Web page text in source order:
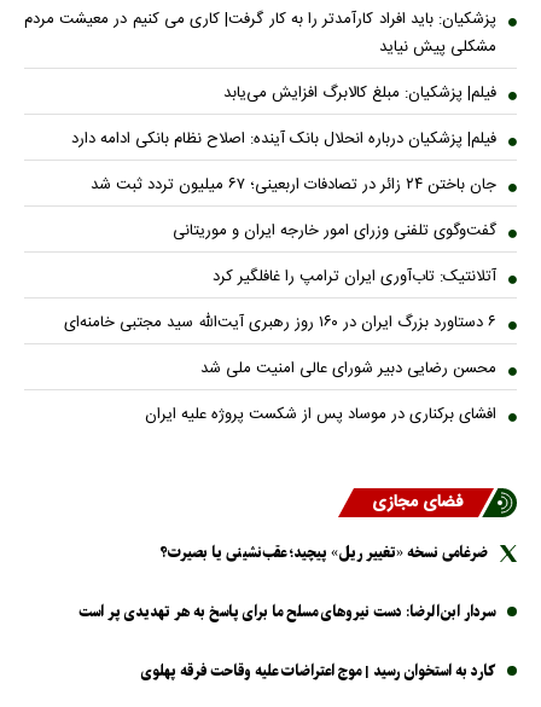
پزشکیان: باید افراد کارآمدتر را به کار گرفت| کاری می کنیم در معیشت مردم
مشکلی پیش نیاید
فیلم| پزشکیان: مبلغ کالابرگ افزایش می‌یابد
فیلم| پزشکیان درباره انحلال بانک آینده: اصلاح نظام بانکی ادامه دارد
جان باختن ۲۴ زائر در تصادفات اربعینی؛ ۶۷ میلیون تردد ثبت شد
گفت‌وگوی تلفنی وزرای امور خارجه ایران و موریتانی
آتلانتیک: تاب‌آوری ایران ترامپ را غافلگیر کرد
۶ دستاورد بزرگ ایران در ۱۶۰ روز رهبری آیت‌الله سید مجتبی خامنه‌ای
محسن رضایی دبیر شورای عالی امنیت ملی شد
افشای برکناری در موساد پس از شکست پروژه علیه ایران
فضای مجازی
ضرغامی نسخه «تغییر ریل» پیچید؛ عقب‌نشینی یا بصیرت؟
سردار ابن‌الرضا: دست نیرو‌های مسلح ما برای پاسخ به هر تهدیدی پر است
کارد به استخوان رسید | موج اعتراضات علیه وقاحت فرقه پهلوی